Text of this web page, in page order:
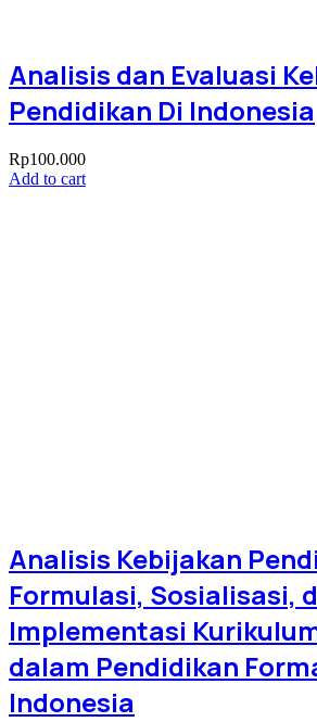
Analisis dan Evaluasi
Pendidikan Di Indonesia
Rp100.000
Add to cart
Analisis Kebijakan
Formulasi, Sosialisasi,
Implementasi
dalam Pendidikan
Indonesia